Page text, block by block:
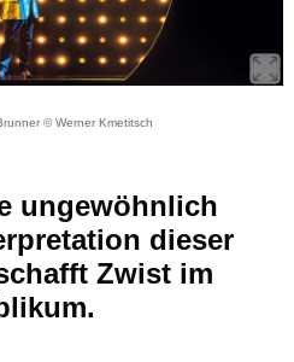
© Werner Kmetitsch
ungewöhnlich
dieser
Zwist im